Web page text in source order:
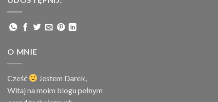
O MNIE
Cześć Jestem Darek,
Witaj na moim blogu pełnym